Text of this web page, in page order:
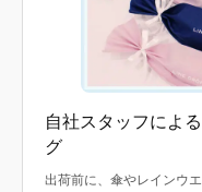
自社スタッフによ
グ
出荷前に、傘やレインウ